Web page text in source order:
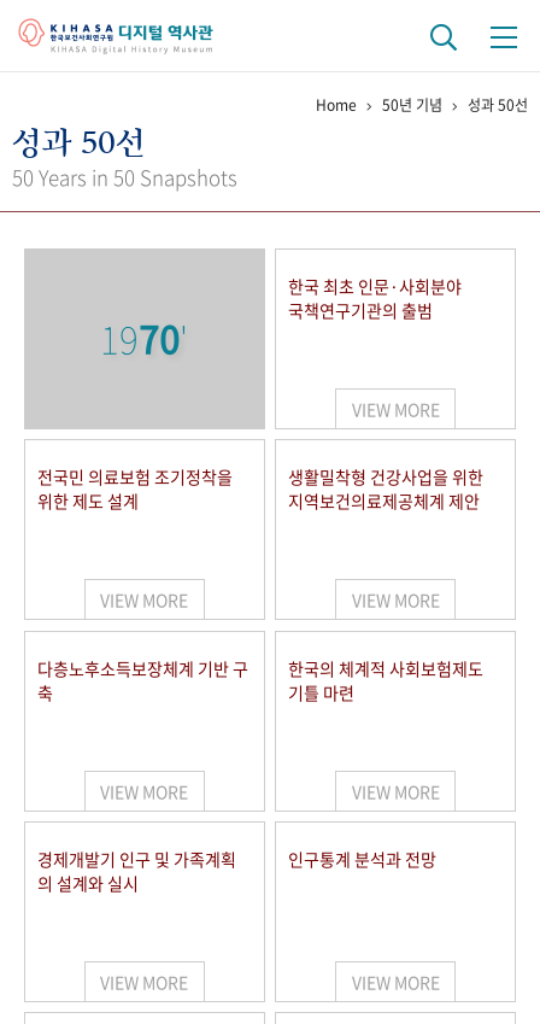
걸어온 길 기관 변천사
키워드로 보는 연구 역사
연구자들
사진 아카이브 문서 기록물 행정박물 영상 기록물
50+1 주년 기념
세계와 함께 한 KIHASA
VR 역사관
Home 50년 기념 성과 50선
성과 50선
50 Years in 50 Snapshots
1970'
한국 최초 인문·사회분야
국책연구기관의 출범
VIEW MORE
전국민 의료보험 조기정착을
위한 제도 설계
VIEW MORE
생활밀착형 건강사업을 위한
지역보건의료제공체계 제안
VIEW MORE
다층노후소득보장체계 기반 구
축
VIEW MORE
한국의 체계적 사회보험제도
기틀 마련
VIEW MORE
경제개발기 인구 및 가족계획
의 설계와 실시
VIEW MORE
인구통계 분석과 전망
VIEW MORE